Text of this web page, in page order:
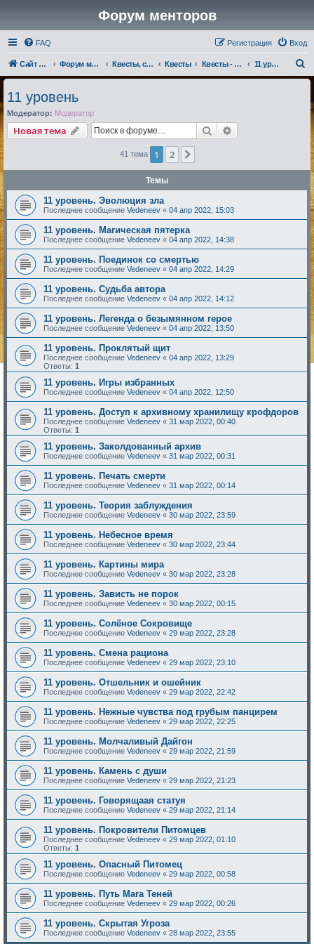
Форум менторов
FAQ Вход
Регистрация
Сайт менторов Форум менторов Квесты, события, репутации Квесты Квесты - Магмары 11 уровень
о
11 уровень
Модератор: Модератор
Новая тема Поиск Расширенный
41 тема 1 2
Темы
11 уровень. Эволюция зла
Последнее сообщение Vedeneev « 04 апр 2022, 15:03
11 уровень. Магическая пятерка
Последнее сообщение Vedeneev « 04 апр 2022, 14:38
11 уровень. Поединок со смертью
Последнее сообщение Vedeneev « 04 апр 2022, 14:29
11 уровень. Судьба автора
Последнее сообщение Vedeneev « 04 апр 2022, 14:12
11 уровень. Легенда о безымянном герое
Последнее сообщение Vedeneev « 04 апр 2022, 13:50
11 уровень. Проклятый щит
Последнее сообщение Vedeneev « 04 апр 2022, 13:29
Ответы: 1
11 уровень. Игры избранных
Последнее сообщение Vedeneev « 04 апр 2022, 12:50
11 уровень. Доступ к архивному хранилищу крофдоров
Последнее сообщение Vedeneev « 31 мар 2022, 00:40
Ответы: 1
11 уровень. Заколдованный архив
Последнее сообщение Vedeneev « 31 мар 2022, 00:31
11 уровень. Печать смерти
Последнее сообщение Vedeneev « 31 мар 2022, 00:14
11 уровень. Теория заблуждения
Последнее сообщение Vedeneev « 30 мар 2022, 23:59
11 уровень. Небесное время
Последнее сообщение Vedeneev « 30 мар 2022, 23:44
11 уровень. Картины мира
Последнее сообщение Vedeneev « 30 мар 2022, 23:28
11 уровень. Зависть не порок
Последнее сообщение Vedeneev « 30 мар 2022, 00:15
11 уровень. Солёное Сокровище
Последнее сообщение Vedeneev « 29 мар 2022, 23:28
11 уровень. Смена рациона
Последнее сообщение Vedeneev « 29 мар 2022, 23:10
11 уровень. Отшельник и ошейник
Последнее сообщение Vedeneev « 29 мар 2022, 22:42
11 уровень. Нежные чувства под грубым панцирем
Последнее сообщение Vedeneev « 29 мар 2022, 22:25
11 уровень. Молчаливый Дайгон
Последнее сообщение Vedeneev « 29 мар 2022, 21:59
11 уровень. Камень с души
Последнее сообщение Vedeneev « 29 мар 2022, 21:23
11 уровень. Говорящаая статуя
Последнее сообщение Vedeneev « 29 мар 2022, 21:14
11 уровень. Покровители Питомцев
Последнее сообщение Vedeneev « 29 мар 2022, 01:10
Ответы: 1
11 уровень. Опасный Питомец
Последнее сообщение Vedeneev « 29 мар 2022, 00:58
11 уровень. Путь Мага Теней
Последнее сообщение Vedeneev « 29 мар 2022, 00:26
11 уровень. Скрытая Угроза
Последнее сообщение Vedeneev « 28 мар 2022, 23:55